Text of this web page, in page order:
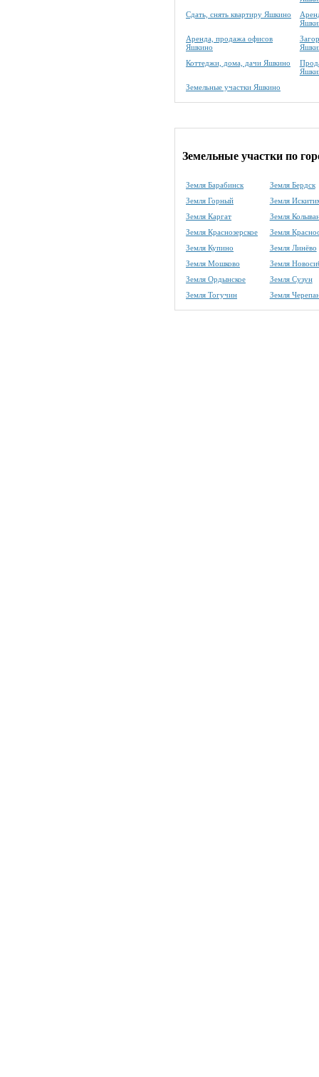
Сдать, снять квартиру Яшкино
Аренда, продажа офисов
Яшкино
Коттеджи, дома, дачи Яшкино
Земельные участки Яшкино
Земельные участки по
Земля Барабинск
Земля Бердск
Земля Горный
Земля
Земля Каргат
Земля
Земля Краснозерское
Земля
Земля Купино
Земля Линёво
Земля Мошково
Земля
Земля Ордынское
Земля Сузун
Земля Тогучин
Земля